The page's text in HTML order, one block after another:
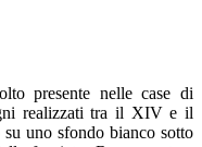
presente nelle case di
realizzati tra il XIV e il
uno sfondo bianco sotto